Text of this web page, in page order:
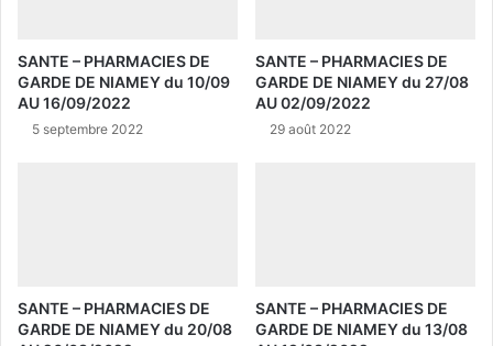
SANTE – PHARMACIES DE
GARDE DE NIAMEY du 10/09
AU 16/09/2022
5 septembre 2022
SANTE – PHARMACIES DE
GARDE DE NIAMEY du 27/08
AU 02/09/2022
29 août 2022
SANTE – PHARMACIES DE
GARDE DE NIAMEY du 20/08
SANTE – PHARMACIES DE
GARDE DE NIAMEY du 13/08